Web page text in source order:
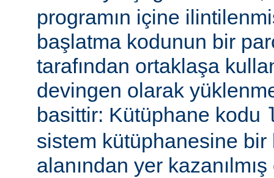
programın içine
başlatma kodunun bir
tarafından ortaklaşa
devingen olarak
basittir: Kütüphane kodu
sistem kütüphanesine
alanından yer kazanılmış